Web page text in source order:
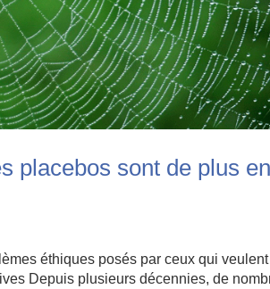
placebos sont de plus
éthiques posés par ceux qui veulent
Depuis plusieurs décennies, de